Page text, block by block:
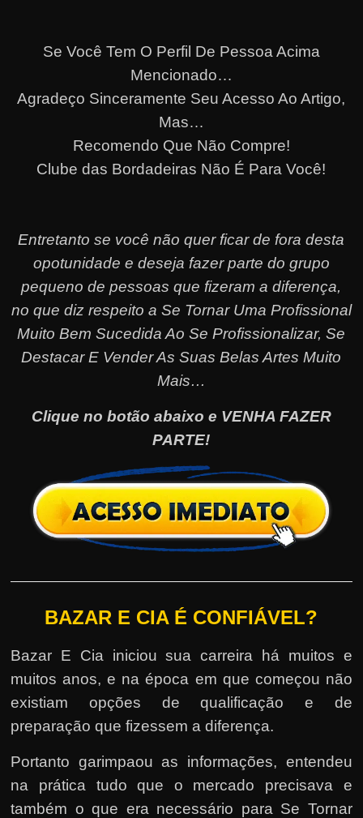
Se Você Tem O Perfil De Pessoa Acima
Mencionado…
Agradeço Sinceramente Seu Acesso Ao Artigo,
Mas…
Recomendo Que Não Compre!
Clube das Bordadeiras Não É Para Você!
Entretanto se você não quer ficar de fora desta
opotunidade e deseja fazer parte do grupo
pequeno de pessoas que fizeram a diferença,
no que diz respeito a Se Tornar Uma Profissional
Muito Bem Sucedida Ao Se Profissionalizar, Se
Destacar E Vender As Suas Belas Artes Muito
Mais…
Clique no botão abaixo e VENHA FAZER
PARTE!
BAZAR E CIA É CONFIÁVEL?
Bazar E Cia iniciou sua carreira há muitos e
muitos anos, e na época em que começou não
existiam opções de qualificação e de
preparação que fizessem a diferença.
Portanto garimpaou as informações, entendeu
na prática tudo que o mercado precisava e
também o que era necessário para Se Tornar